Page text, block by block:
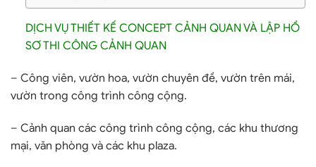
DỊCH VỤ THIẾT KẾ CONCEPT CẢNH QUAN VÀ LẬP HỒ
SƠ THI CÔNG CẢNH QUAN
– Công viên, vườn hoa, vườn chuyên đề, vườn trên mái,
vườn trong công trình công cộng.
– Cảnh quan các công trình công cộng, các khu thương
mại, văn phòng và các khu plaza.